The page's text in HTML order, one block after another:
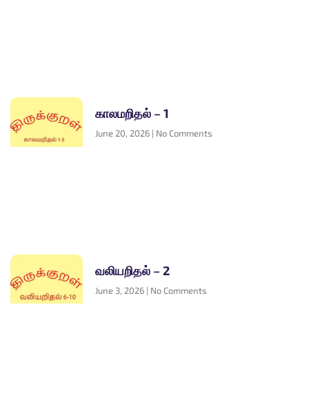
காலமறிதல் – 1
June 20, 2026 No Comments
வலியறிதல் – 2
June 3, 2026 No Comments